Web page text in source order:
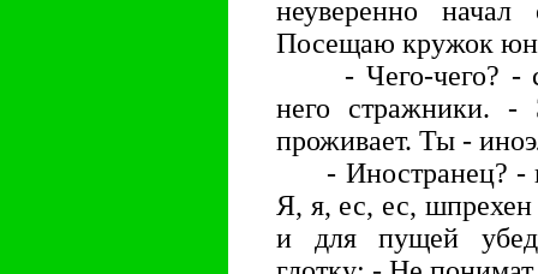
неуверенно
Посещаю кружок
- Чего-чего? - с
него стражники. -
проживает. Ты -
- Иностранец? -
Я, я, ес, ес,
и для пущей